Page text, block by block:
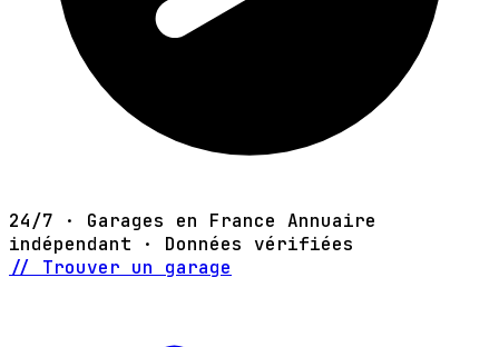
24/7 · Garages en France Annuaire
indépendant · Données vérifiées
// Trouver un garage